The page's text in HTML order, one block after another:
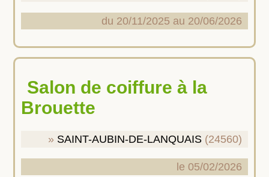
du 20/11/2025 au 20/06/2026
Salon de coiffure à la
Brouette
SAINT-AUBIN-DE-LANQUAIS (24560)
le 05/02/2026